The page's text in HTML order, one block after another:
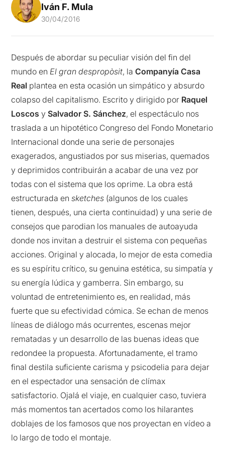
Iván F. Mula
30/04/2016
Después de abordar su peculiar visión del fin del
mundo enEl gran despropòsit, laCompanyía Casa
Real plantea en esta ocasión un simpático y absurdo
colapso del capitalismo. Escrito y dirigido por Raquel
Loscos y Salvador S. Sánchez, el espectáculo nos
traslada a un hipotético Congreso del Fondo Monetario
Internacional donde una serie de personajes
exagerados, angustiados por sus miserias, quemados
y deprimidos contribuirán a acabar de una vez por
todas con el sistema que los oprime. La obra está
estructurada ensketches (algunos de los cuales
tienen, después, una cierta continuidad) y una serie de
consejos que parodian los manuales de autoayuda
donde nos invitan a destruir el sistema con pequeñas
acciones. Original y alocada, lo mejor de esta comedia
es su espíritu crítico, su genuina estética, su simpatía y
su energía lúdica y gamberra. Sin embargo, su
voluntad de entretenimiento es, en realidad, más
fuerte que su efectividad cómica. Se echan de menos
líneas de diálogo más ocurrentes, escenas mejor
rematadas y un desarrollo de las buenas ideas que
redondee la propuesta. Afortunadamente, el tramo
final destila suficiente carisma y psicodelia para dejar
en el espectador una sensación de clímax
satisfactorio. Ojalá el viaje, en cualquier caso, tuviera
más momentos tan acertados como los hilarantes
doblajes de los famosos que nos proyectan en vídeo a
lo largo de todo el montaje.